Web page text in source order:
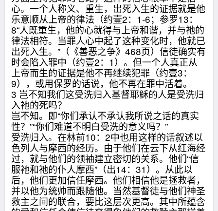
心。一个人称义、重生，出死入生的证据就是他
乐意顺从上帝的律法（约壹2：1-6；参罗13：
8“人既重生，他的心就得与上帝和谐，并与祂的
律法相符。当罪人心中起了这种变化时，他就已
出死入生。”（《善恶之争》468页）信徒确实有
时会陷入罪中（约壹2：1）。但一个人真正从
上帝而生的证据是他不再继续犯罪（约壹3：
9），或用保罗的话说，他不再在罪中活着。
3 岂不知我们这受洗归入基督耶稣的人是受洗归
入祂的死吗？
岂不知。即“你们承认不承认我所说之话的真实
性？”“你们难道不明白受洗的意义吗？”
受洗归入。在林前10：2中也用这样的话叙述以
色列人与摩西的经历。由于他们在云下从红海经
过，就与他们的领袖建立密切的关系。他们“信
服祂和祂的仆人摩西”（出14：31）。从此以
后，他们更加信任摩西。他们相信他是拯救者，
并以他为统帅而跟随他。当然基督徒与他们神圣
救主之间的联合，要比这层次更高。其中所蕴含